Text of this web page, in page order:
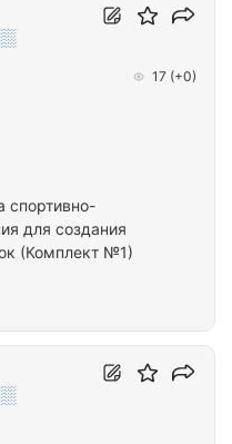
спортивно-
для создания
(Комплект №1)
17 (+0)